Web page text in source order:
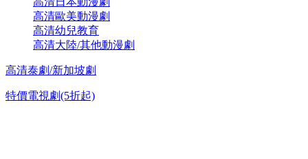
高清歐美動漫劇
高清幼兒教育
高清大陸/其他動漫劇
高清泰劇/新加坡劇
特價電視劇(5折起)